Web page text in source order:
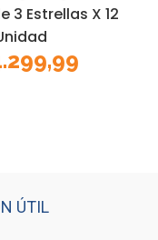
3 Estrellas X 12
ÚTIL